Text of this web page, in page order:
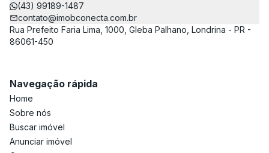
(43) 99189-1487
contato@imobconecta.com.br
Rua Prefeito Faria Lima, 1000, Gleba Palhano, Londrina - PR -
86061-450
Navegação rápida
Home
Sobre nós
Buscar imóvel
Anunciar imóvel